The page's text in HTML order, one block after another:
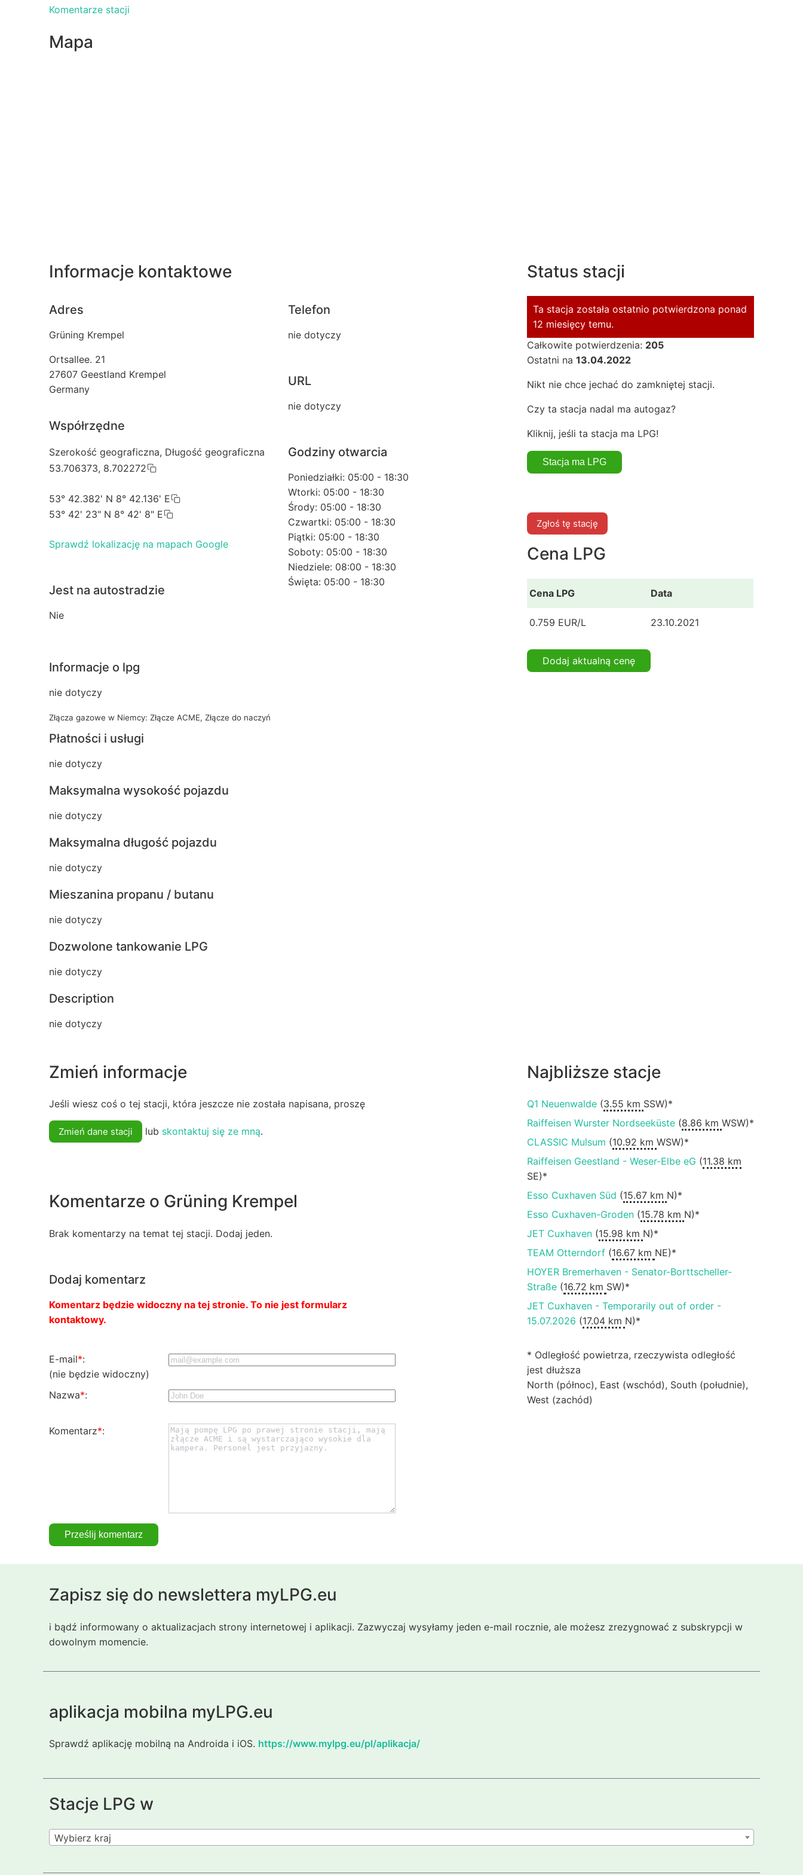
Komentarze stacji
Mapa
Informacje kontaktowe
Adres
Grüning Krempel
Ortsallee. 21
27607 Geestland Krempel
Germany
Współrzędne
Szerokość geograficzna, Długość geograficzna
53.706373, 8.702272
53° 42.382' N 8° 42.136' E
53° 42' 23" N 8° 42' 8" E
Sprawdź lokalizację na mapach Google
Jest na autostradzie
Nie
Telefon
nie dotyczy
URL
nie dotyczy
Godziny otwarcia
Poniedziałki: 05:00 - 18:30
Wtorki: 05:00 - 18:30
Środy: 05:00 - 18:30
Czwartki: 05:00 - 18:30
Piątki: 05:00 - 18:30
Soboty: 05:00 - 18:30
Niedziele: 08:00 - 18:30
Święta: 05:00 - 18:30
Informacje o lpg
nie dotyczy
Złącza gazowe w Niemcy: Złącze ACME, Złącze do naczyń
Płatności i usługi
nie dotyczy
Maksymalna wysokość pojazdu
nie dotyczy
Maksymalna długość pojazdu
nie dotyczy
Mieszanina propanu / butanu
nie dotyczy
Dozwolone tankowanie LPG
nie dotyczy
Description
nie dotyczy
Status stacji
Ta stacja została ostatnio potwierdzona ponad
12 miesięcy temu.
Całkowite potwierdzenia: 205
Ostatni na 13.04.2022
Nikt nie chce jechać do zamkniętej stacji.
Czy ta stacja nadal ma autogaz?
Kliknij, jeśli ta stacja ma LPG!
Zgłoś tę stację
Cena LPG
Cena LPG Data
0.759 EUR/L 23.10.2021
Dodaj aktualną cenę
Zmień informacje
Jeśli wiesz coś o tej stacji, która jeszcze nie została napisana, proszę
Zmień dane stacji lub skontaktuj się ze mną.
Komentarze o Grüning Krempel
Brak komentarzy na temat tej stacji. Dodaj jeden.
Dodaj komentarz
Komentarz będzie widoczny na tej stronie. To nie jest formularz
kontaktowy.
E-mail*:
(nie będzie widoczny)
Nazwa*:
Komentarz*:
Najbliższe stacje
Q1 Neuenwalde(3.55 km SSW)*
Raiffeisen Wurster Nordseeküste(8.86 km WSW)*
CLASSIC Mulsum (10.92 km WSW)*
Raiffeisen Geestland - Weser-Elbe eG (11.38 km
SE)*
Esso Cuxhaven Süd (15.67 km N)*
Esso Cuxhaven-Groden(15.78 km N)*
JET Cuxhaven(15.98 km N)*
TEAM Otterndorf(16.67 km NE)*
HOYER Bremerhaven - Senator-Borttscheller-
Straße(16.72 km SW)*
JET Cuxhaven - Temporarily out of order -
15.07.2026 (17.04 km N)*
* Odległość powietrza, rzeczywista odległość
jest dłuższa
North (północ), East (wschód), South (południe),
West (zachód)
Zapisz się do newslettera myLPG.eu
i bądź informowany o aktualizacjach strony internetowej i aplikacji. Zazwyczaj wysyłamy jeden e-mail rocznie, ale możesz zrezygnować z subskrypcji w
dowolnym momencie.
aplikacja mobilna myLPG.eu
Sprawdź aplikację mobilną na Androida i iOS. https://www.mylpg.eu/pl/aplikacja/
Stacje LPG w
Wybierz kraj